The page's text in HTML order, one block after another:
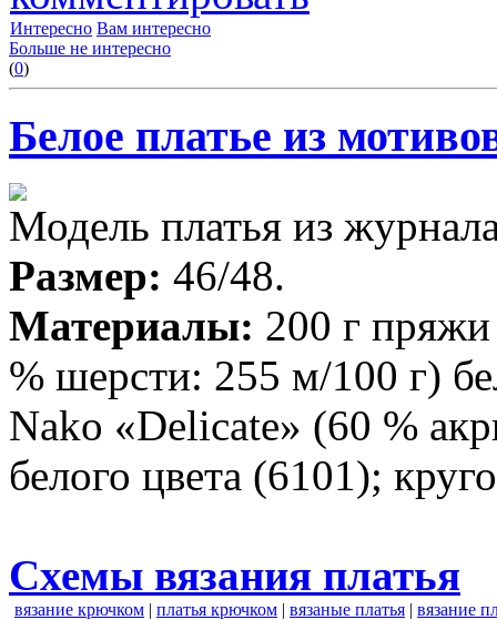
Интересно Вам интересно
Больше не интересно
(0)
Белое платье из
Модель платья из
Размер: 46/48.
Материалы: 200 г
% шерсти: 255 м/100 г)
Nako «Delicate» (60 %
бе­лого цвета (6101);
Схемы вязания платья
вязание крючком | платья крючком | вязаные платья | вязание